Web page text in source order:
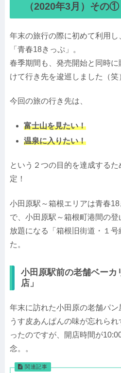
（2020年3月）その①
年末の旅行の際に初めて利用
「青春18きっぷ」。
春季期間も、発売開始と同時
けて行き先を逡巡しました（笑
今回の旅の行き先は、
富士山を見たい！
温泉に入りたい！
という２つの目的を達成する
定！
小田原駅～箱根エリアは青春
で、小田原駅～箱根町港間の登
放題になる「箱根旧街道・１
た。
小田原駅前の老舗ベーカ
店」
年末に訪れた小田原の老舗パン
うす皮あんぱんの味が忘れら
ったのですが、開店時間が
念。。